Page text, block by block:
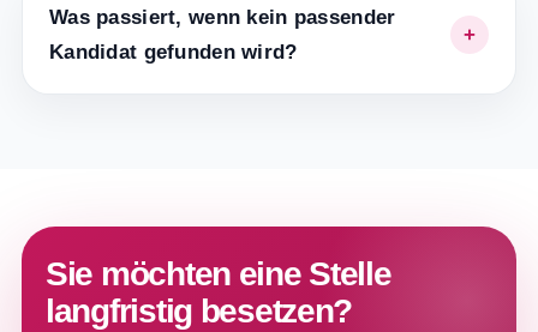
Was passiert, wenn kein passender
Kandidat gefunden wird?
Sie möchten eine Stelle
langfristig besetzen?